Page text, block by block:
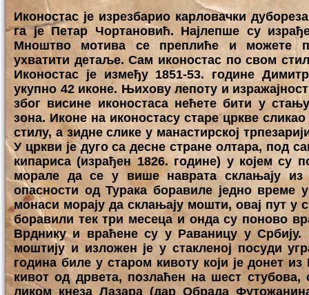
Иконостас је изрезбарио карловачки
га је Петар Чортановић. Најлепше су
Мноштво мотива се преплиће и можете
ухватити детаље. Сам иконостас по свом
Иконостас је између 1851-53. године
укупно 42 иконе. Њихову лепоту и
због висине иконостаса нећете бити у
зона. Иконе на иконостасу старе цркве
стилу, а зидне слике у манастирској
У цркви је дуго са десне стране олтара, под
кипариса (израђен 1826. године) у којем
морале да се у више наврата склањају из
опасности од Турака боравиле једно време
монаси морају да склањају мошти, овај пут у
боравили тек три месеца и онда су поново
Врднику и враћене су у Раваницу у Србију.
моштију и изложен је у стакленој посуди
година биле у старом кивоту који је донет
кивот од дрвета, позлаћен на шест
ликом кнеза Лазара (дар Обрада